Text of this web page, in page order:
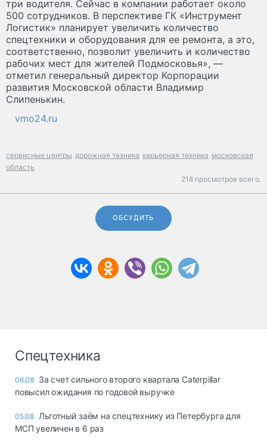
три водителя. Сейчас в компании работает около
500 сотрудников. В перспективе ГК «Инструмент
Логистик» планирует увеличить количество
спецтехники и оборудования для ее ремонта, а это,
соответственно, позволит увеличить и количество
рабочих мест для жителей Подмосковья», —
отметил генеральный директор Корпорации
развития Московской области Владимир
Слипенькин.
vmo24.ru
сервисные центры дорожная техника карьерная техника московская
область
218 просмотров всего.
ОБСУДИТЬ
Спецтехника
06.08 За счет сильного второго квартала Caterpillar
повысил ожидания по годовой выручке
05.08 Льготный заём на спецтехнику из Петербурга для
МСП увеличен в 6 раз